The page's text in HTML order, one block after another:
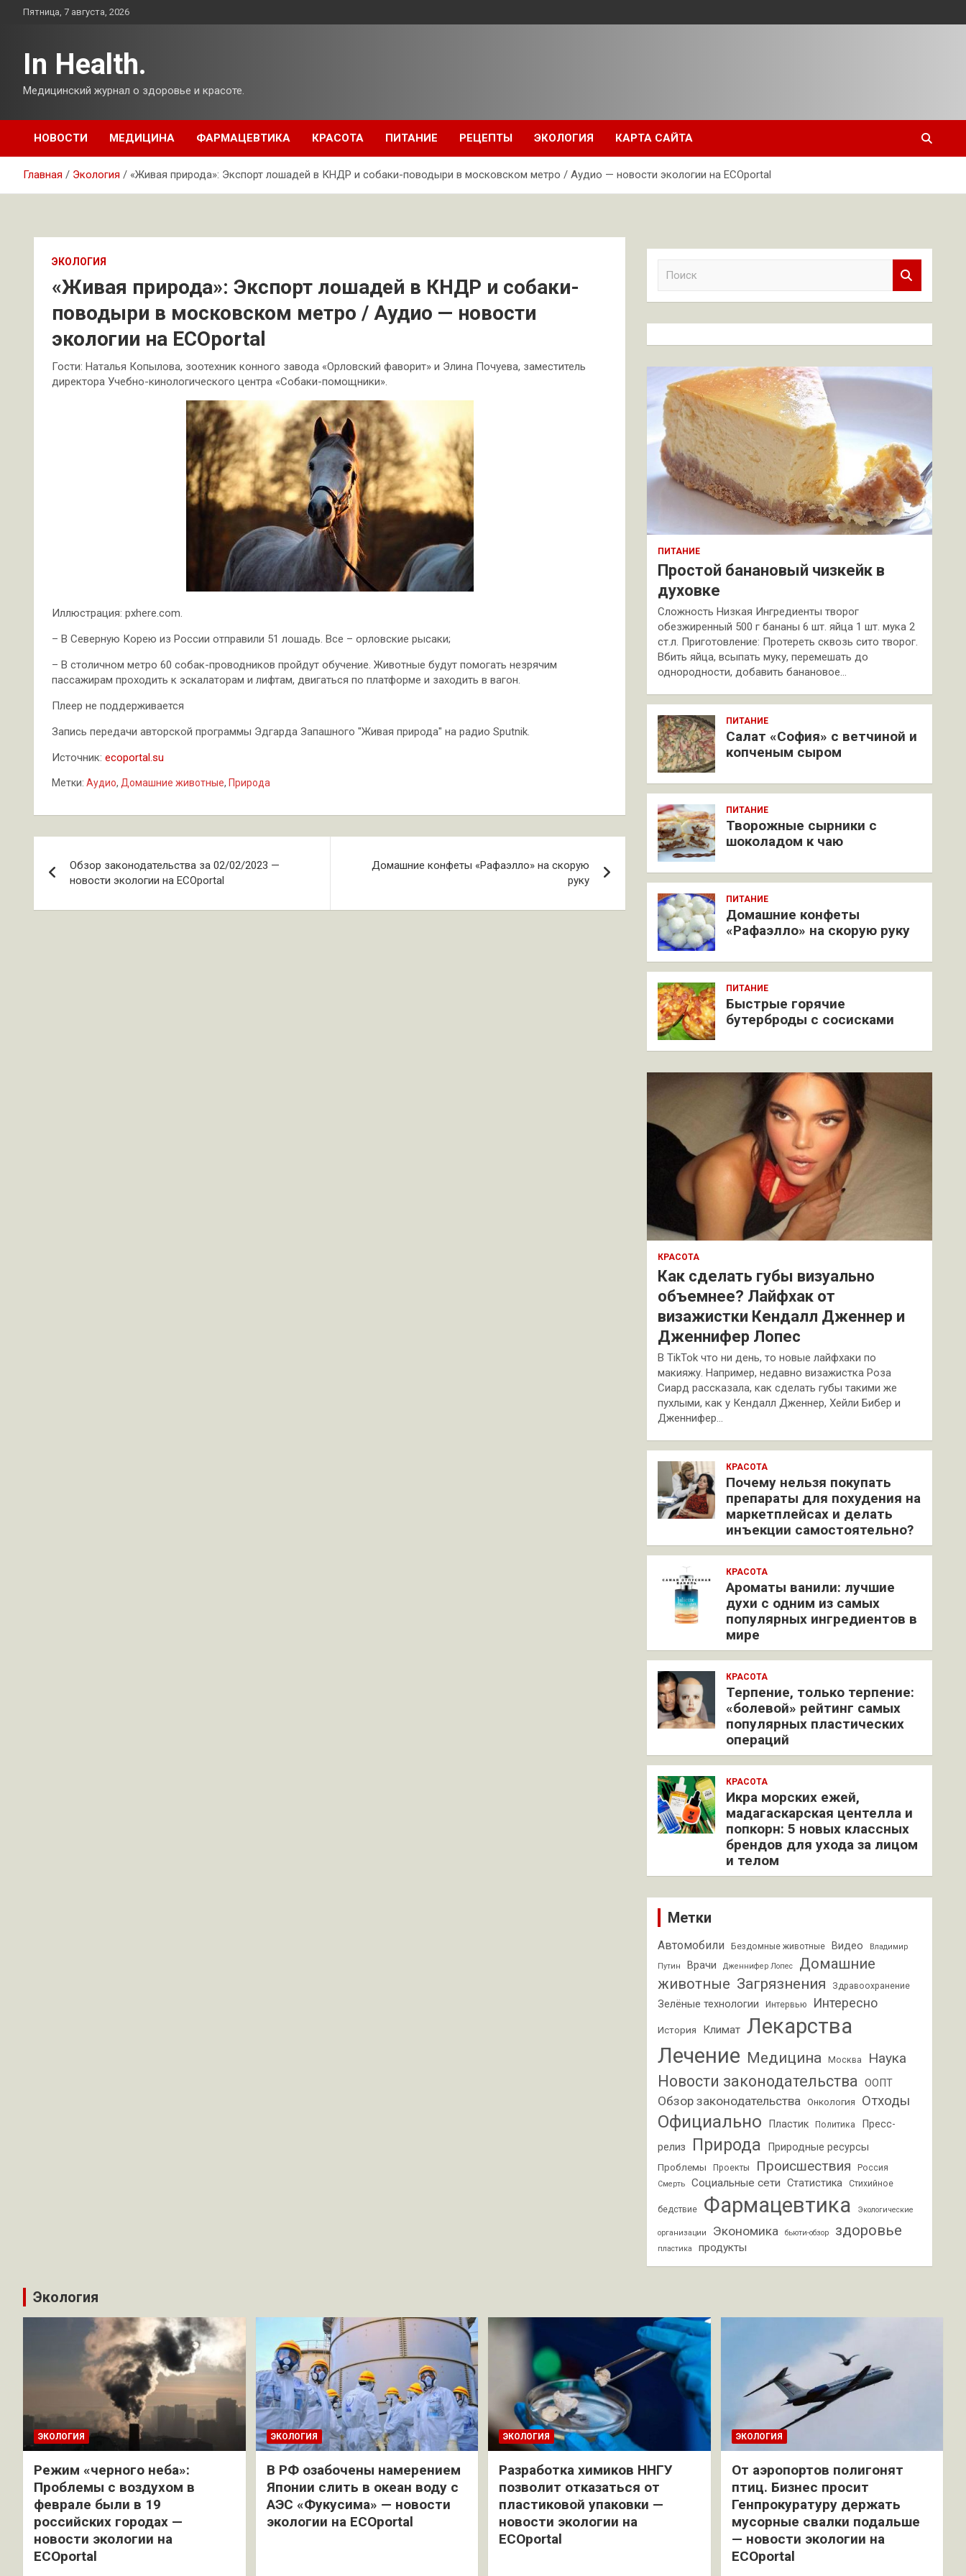
ПерейтиПятница, 7 августа, 2026
In Health.
Медицинский журнал о здоровье и красоте.
НОВОСТИ МЕДИЦИНА ФАРМАЦЕВТИКА КРАСОТА ПИТАНИЕ РЕЦЕПТЫ ЭКОЛОГИЯ КАРТА САЙТА
Главная Экология «Живая природа»: Экспорт лошадей в КНДР и собаки-поводыри в московском метро / Аудио — новости экологии на ECOportal
ЭКОЛОГИЯ
«Живая природа»: Экспорт лошадей в КНДР и собаки-
поводыри в московском метро / Аудио — новости
экологии на ECOportal
Гости: Наталья Копылова, зоотехник конного завода «Орловский фаворит» и Элина Почуева, заместитель
директора Учебно-кинологического центра «Собаки-помощники».
Иллюстрация: pxhere.com.
– В Северную Корею из России отправили 51 лошадь. Все – орловские рысаки;
– В столичном метро 60 собак-проводников пройдут обучение. Животные будут помогать незрячим
пассажирам проходить к эскалаторам и лифтам, двигаться по платформе и заходить в вагон.
Плеер не поддерживается
Запись передачи авторской программы Эдгарда Запашного "Живая природа" на радио Sputnik.
Источник: ecoportal.su
Метки: Аудио, Домашние животные, Природа
по
записям
Обзор законодательства за 02/02/2023 —
новости экологии на ECOportal
Домашние конфеты «Рафаэлло» на скорую
руку
к
ПИТАНИЕ
Простой банановый чизкейк в
духовке
Сложность Низкая Ингредиенты творог
обезжиренный 500 г бананы 6 шт. яйца 1 шт. мука 2
ст.л. Приготовление: Протереть сквозь сито творог.
Вбить яйца, всыпать муку, перемешать до
однородности, добавить банановое…
ПИТАНИЕ
Салат «София» с ветчиной и
копченым сыром
ПИТАНИЕ
Творожные сырники с
шоколадом к чаю
ПИТАНИЕ
Домашние конфеты
«Рафаэлло» на скорую руку
ПИТАНИЕ
Быстрые горячие
бутерброды с сосисками
КРАСОТА
Как сделать губы визуально
объемнее? Лайфхак от
визажистки Кендалл Дженнер и
Дженнифер Лопес
В TikTok что ни день, то новые лайфхаки по
макияжу. Например, недавно визажистка Роза
Сиард рассказала, как сделать губы такими же
пухлыми, как у Кендалл Дженнер, Хейли Бибер и
Дженнифер…
КРАСОТА
Почему нельзя покупать
препараты для похудения на
маркетплейсах и делать
инъекции самостоятельно?
КРАСОТА
Ароматы ванили: лучшие
духи с одним из самых
популярных ингредиентов в
мире
КРАСОТА
Терпение, только терпение:
«болевой» рейтинг самых
популярных пластических
операций
КРАСОТА
Икра морских ежей,
мадагаскарская центелла и
попкорн: 5 новых классных
брендов для ухода за лицом
и телом
Метки
Автомобили Бездомные животные Видео Владимир
Путин Врачи Дженнифер Лопес
Домашние
животные Загрязнения Здравоохранение
Зелёные технологии Интервью Интересно
История Климат Лекарства
Лечение Медицина Москва Наука
Новости законодательства ООПТ
Обзор законодательства Онкология Отходы
Официально Пластик Политика
Пресс-
релиз
Природа Природные ресурсы
Проблемы Проекты Происшествия Россия
Смерть Социальные сети Статистика Стихийное
бедствие Фармацевтика Экологические
организации Экономика бьюти-обзор здоровье
пластика продукты
Экология
ЭКОЛОГИЯ
Режим «черного неба»:
Проблемы с воздухом в
феврале были в 19
российских городах —
новости экологии на
ECOportal
ЭКОЛОГИЯ
В РФ озабочены намерением
Японии слить в океан воду с
АЭС «Фукусима» — новости
экологии на ECOportal
ЭКОЛОГИЯ
Разработка химиков ННГУ
позволит отказаться от
пластиковой упаковки —
новости экологии на
ECOportal
ЭКОЛОГИЯ
От аэропортов полигонят
птиц. Бизнес просит
Генпрокуратуру держать
мусорные свалки подальше
— новости экологии на
ECOportal